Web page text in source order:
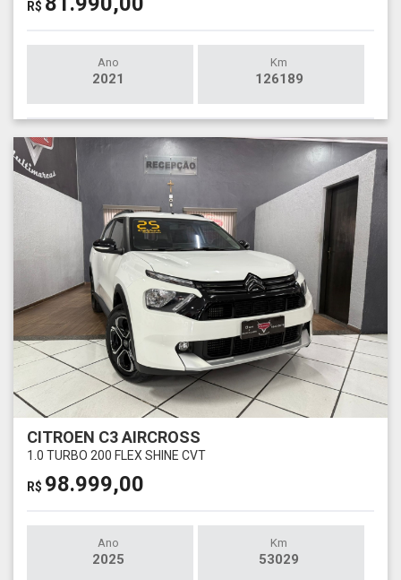
R$
Ano
2021
Km
126189
CITROEN C3 AIRCROSS
1.0 TURBO 200 FLEX SHINE CVT
R$ 98.999,00
Ano
2025
Km
53029